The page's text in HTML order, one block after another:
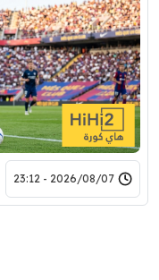
2026/08/07 - 23:12